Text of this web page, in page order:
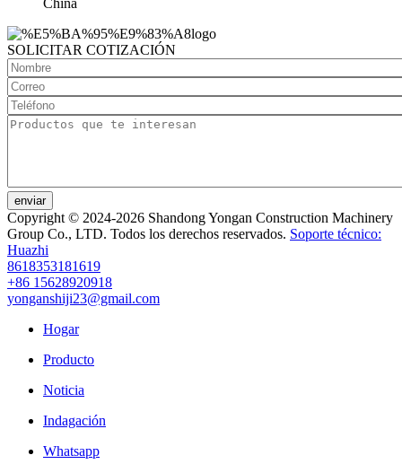
China
SOLICITAR COTIZACIÓN
enviar
Copyright © 2024-2026 Shandong Yongan Construction Machinery
Group Co., LTD. Todos los derechos reservados. Soporte técnico:
Huazhi
8618353181619
+86 15628920918
yonganshiji23@gmail.com
Hogar
Producto
Noticia
Indagación
Whatsapp